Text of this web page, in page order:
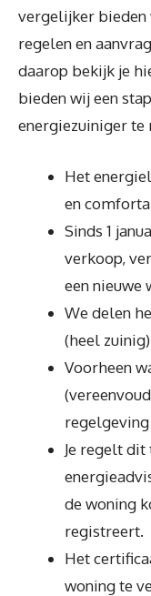
vergelijker
regelen en
daarop bekijk je
bieden wij een
energiezuiniger te
Het
en
Sinds 1
verkoop,
een nieuwe
We delen
(heel
Voorheen
Je regelt
de woning
registreert.
Het
woning te